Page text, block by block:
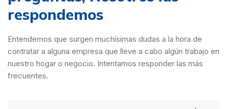
respondemos
Entendemos que surgen muchísimas dudas a la hora de
contratar a alguna empresa que lleve a cabo algún trabajo en
nuestro hogar o negocio. Intentamos responder las más
frecuentes.